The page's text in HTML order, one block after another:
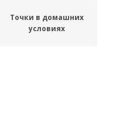
Точки в домашних
условиях